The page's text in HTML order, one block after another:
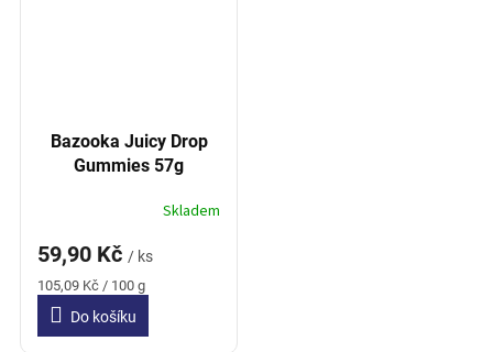
Bazooka Juicy Drop
Gummies 57g
Skladem
59,90 Kč / ks
Měrná
cena:
105,09 Kč / 100 g
Do košíku